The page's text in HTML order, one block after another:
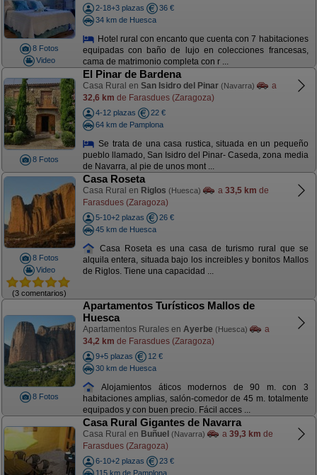
8 Fotos
Video
2-18+3 plazas
36 €
34 km de Huesca
Hotel rural con encanto que cuenta con 7 habitaciones
equipadas con baño de lujo en colecciones francesas,
cama de matrimonio completa con r ...
8 Fotos
El Pinar de Bardena
Casa Rural en San Isidro del Pinar (Navarra)
a
32,6 km de Farasdues (Zaragoza)
4-12 plazas
22 €
64 km de Pamplona
Se trata de una casa rustica, situada en un pequeño
pueblo llamado, San Isidro del Pinar- Caseda, zona media
de Navarra, al pie de unos mont ...
8 Fotos
Video
(3 comentarios)
Casa Roseta
Casa Rural en Riglos (Huesca) a 33,5 km de
Farasdues (Zaragoza)
5-10+2 plazas
26 €
45 km de Huesca
Casa Roseta es una casa de turismo rural que se
alquila entera, situada bajo los increibles y bonitos Mallos
de Riglos. Tiene una capacidad ...
8 Fotos
Apartamentos Turísticos Mallos de
Huesca
Apartamentos Rurales en Ayerbe (Huesca)
a
34,2 km de Farasdues (Zaragoza)
9+5 plazas
12 €
30 km de Huesca
Alojamientos áticos modernos de 90 m. con 3
habitaciones amplias, salón-comedor de 45 m. totalmente
equipados y con buen precio. Fácil acces ...
Casa Rural Gigantes de Navarra
Casa Rural en Buñuel (Navarra) a 39,3 km de
Farasdues (Zaragoza)
6-10+2 plazas
23 €
115 km de Pamplona